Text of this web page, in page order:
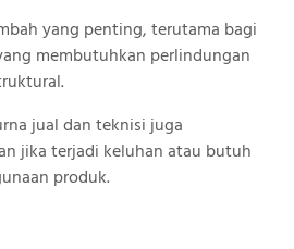
yang penting, terutama bagi
membutuhkan perlindungan
jual dan teknisi juga
jika terjadi keluhan atau butuh
produk.